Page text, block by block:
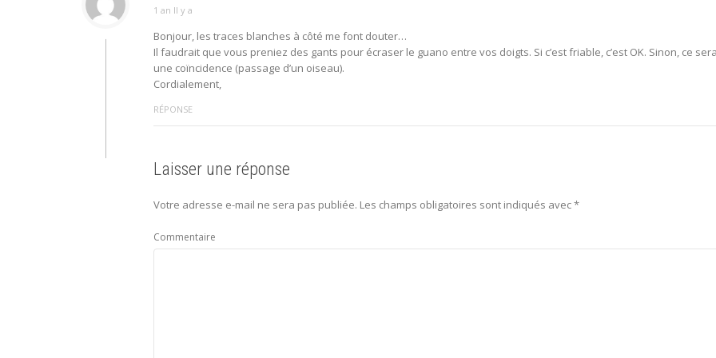
1 an Il y a
Bonjour, les traces blanches à côté me font douter…
Il faudrait que vous preniez des gants pour écraser le guano entre vos doigts. Si c’est friable, c’est OK. Sinon, ce
une coïncidence (passage d’un oiseau).
Cordialement,
RÉPONSE
Laisser une réponse
Votre adresse e-mail ne sera pas publiée. Les champs obligatoires sont indiqués avec*
Commentaire